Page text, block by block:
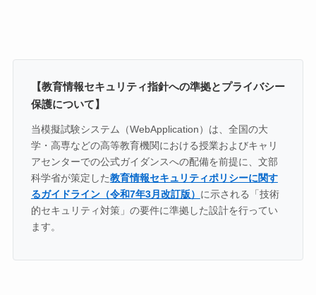
【教育情報セキュリティ指針への準拠とプライバシー
保護について】
当模擬試験システム（WebApplication）は、全国の大
学・高専などの高等教育機関における授業およびキャリ
アセンターでの公式ガイダンスへの配備を前提に、文部
科学省が策定した教育情報セキュリティポリシーに関す
るガイドライン（令和7年3月改訂版） に示される「技術
的セキュリティ対策」の要件に準拠した設計を行ってい
ます。